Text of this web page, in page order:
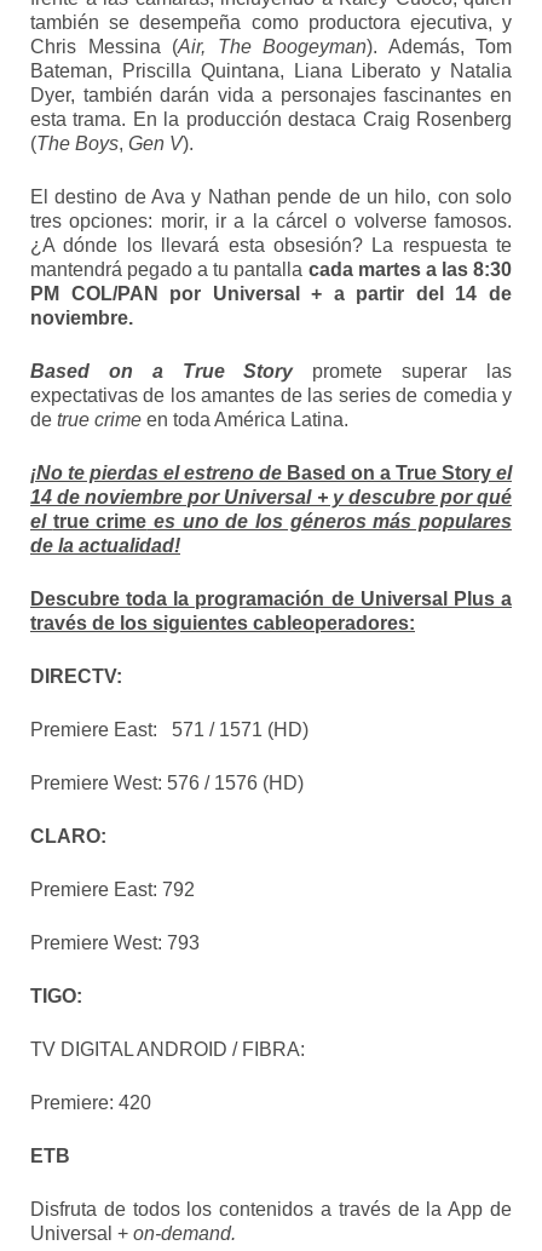
también se desempeña como productora ejecutiva, y
Chris Messina (Air, The Boogeyman). Además, Tom
Bateman, Priscilla Quintana, Liana Liberato y Natalia
Dyer, también darán vida a personajes fascinantes en
esta trama. En la producción destaca Craig Rosenberg
(The Boys, Gen V).
El destino de Ava y Nathan pende de un hilo, con solo
tres opciones: morir, ir a la cárcel o volverse famosos.
¿A dónde los llevará esta obsesión? La respuesta te
mantendrá pegado a tu pantalla cada martes a las 8:30
PM COL/PAN por Universal + a partir del 14 de
noviembre.
Based on a True Storypromete superar las
expectativas de los amantes de las series de comedia y
de true crime en toda América Latina.
¡No te pierdas el estreno de Based on a True Story el
14 de noviembre por Universal + y descubre por qué
el true crime es uno de los géneros más populares
de la actualidad!
Descubre toda la programación de Universal Plus a
través de los siguientes cableoperadores:
DIRECTV:
Premiere East: 571 / 1571 (HD)
Premiere West: 576 / 1576 (HD)
CLARO:
Premiere East: 792
Premiere West: 793
TIGO:
TV DIGITAL ANDROID / FIBRA:
Premiere: 420
ETB
Disfruta de todos los contenidos a través de la App de
Universal + on-demand.